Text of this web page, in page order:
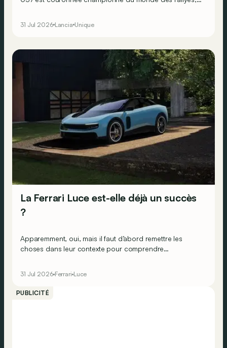
résoudre à la transmission intégrale… Ne faisant
transalpin développe alors une bien curieuse berline : la
31 Jul 2026 Lancia Unique
La Ferrari Luce est-elle déjà un succès
?
Apparemment, oui, mais il faut d’abord remettre les
choses dans leur contexte pour comprendre
31 Jul 2026 Ferrari Luce
PUBLICITÉ